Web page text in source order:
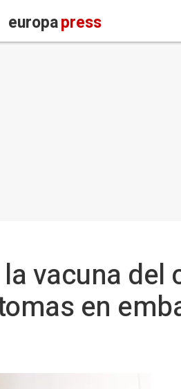
europapress
vacuna del
en